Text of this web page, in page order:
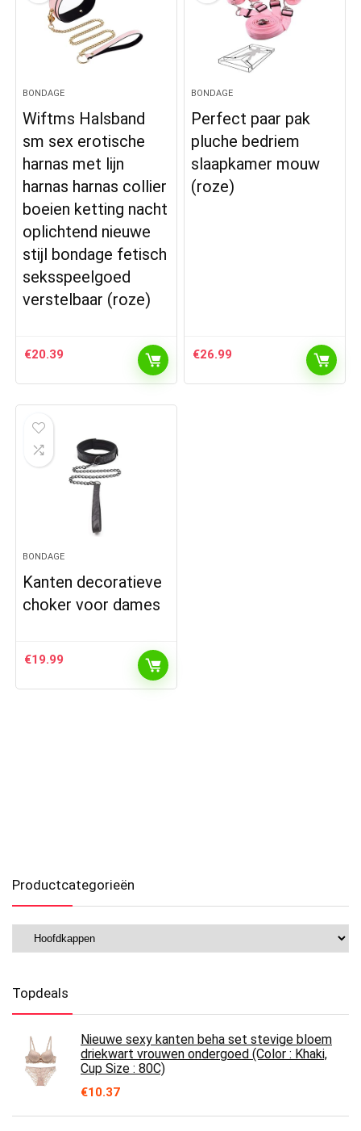
BONDAGE
Wiftms Halsband
sm sex erotische
harnas met lijn
harnas harnas collier
boeien ketting nacht
oplichtend nieuwe
stijl bondage fetisch
seksspeelgoed
verstelbaar (roze)
€20.39
BONDAGE
Perfect paar pak
pluche bedriem
slaapkamer mouw
(roze)
€26.99
BONDAGE
Kanten decoratieve
choker voor dames
€19.99
Productcategorieën
Topdeals
Nieuwe sexy kanten beha set stevige bloem
driekwart vrouwen ondergoed (Color : Khaki,
Cup Size : 80C)
€10.37